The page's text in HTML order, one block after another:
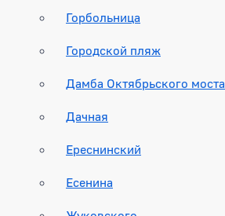
Горбольница
Городской пляж
Дамба Октябрьского моста
Дачная
Ереснинский
Есенина